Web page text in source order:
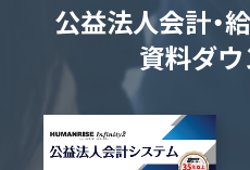
公益法人会計・
資料ダ